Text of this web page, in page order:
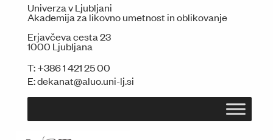
Univerza v Ljubljani
Akademija za likovno umetnost in oblikovanje
Erjavčeva cesta 23
1000 Ljubljana
T:+386 1 421 25 00
E:dekanat@aluo.uni-lj.si